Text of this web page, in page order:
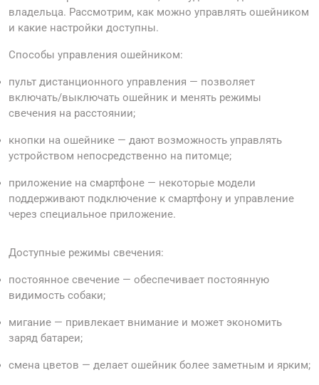
владельца. Рассмотрим, как можно управлять ошейником
и какие настройки доступны.
Способы управления ошейником:
пульт дистанционного управления — позволяет
включать/выключать ошейник и менять режимы
свечения на расстоянии;
кнопки на ошейнике — дают возможность управлять
устройством непосредственно на питомце;
приложение на смартфоне — некоторые модели
поддерживают подключение к смартфону и управление
через специальное приложение.
Доступные режимы свечения:
постоянное свечение — обеспечивает постоянную
видимость собаки;
мигание — привлекает внимание и может экономить
заряд батареи;
смена цветов — делает ошейник более заметным и ярким;